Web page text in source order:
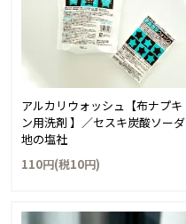
アルカリウォッシュ【布ナプキ
ン用洗剤 】／セスキ炭酸ソーダ
地の塩社
110円(税10円)